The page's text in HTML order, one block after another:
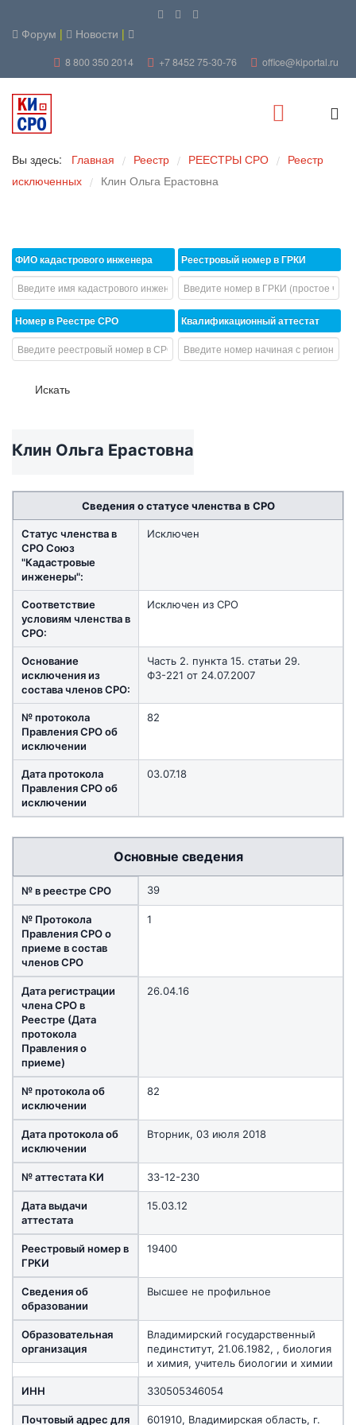
Форум | Новости |
8 800 350 2014 +7 8452 75-30-76 office@kiportal.ru
Вы здесь: Главная / Реестр / РЕЕСТРЫ СРО / Реестр
исключенных / Клин Ольга Ерастовна
ФИО кадастрового инженера
Номер в Реестре СРО
Реестровый номер в ГРКИ
Квалификационный аттестат
Клин Ольга Ерастовна
Сведения о статусе членства в СРО
Статус членства в
СРО Союз
"Кадастровые
инженеры":
Исключен
Соответствие
условиям членства в
СРО:
Исключен из СРО
Основание
исключения из
состава членов СРО:
Часть 2. пункта 15. статьи 29.
ФЗ-221 от 24.07.2007
№ протокола
Правления СРО об
исключении
82
Дата протокола
Правления СРО об
исключении
03.07.18
Основные сведения
№ в реестре СРО 39
№ Протокола
Правления СРО о
приеме в состав
членов СРО
1
Дата регистрации
члена СРО в
Реестре (Дата
протокола
Правления о
приеме)
26.04.16
№ протокола об
исключении
82
Дата протокола об
исключении
Вторник, 03 июля 2018
№ аттестата КИ 33-12-230
Дата выдачи
аттестата
15.03.12
Реестровый номер в
ГРКИ
19400
Сведения об
образовании
Высшее не профильное
Образовательная
организация
Владимирский государственный
пединститут, 21.06.1982, , биология
и химия, учитель биологии и химии
ИНН 330505346054
Почтовый адрес для 601910, Владимирская область, г.